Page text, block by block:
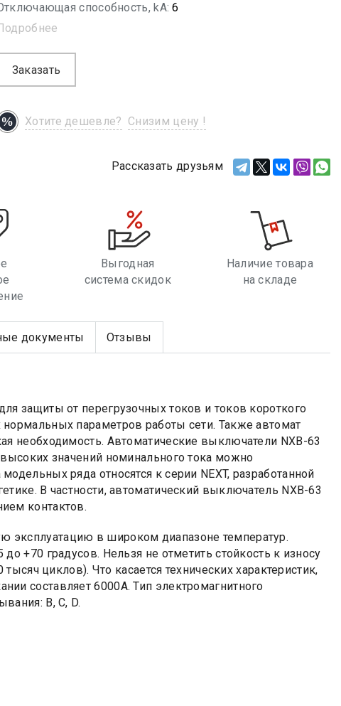
способность, kA: 6
Заказать
Хотите дешевле? Снизим цену !
Рассказать друзьям
Выгодная
система скидок
Наличие товара
на складе
документы Отзывы
защиты от перегрузочных токов и токов короткого
параметров работы сети. Также автомат
необходимость. Автоматические выключатели NXB-63
значений номинального тока можно
ряда относятся к серии NEXT, разработанной
В частности, автоматический выключатель NXB-63
контактов.
эксплуатацию в широком диапазоне температур.
+70 градусов. Нельзя не отметить стойкость к износу
циклов). Что касается технических характеристик,
составляет 6000А. Тип электромагнитного
B, C, D.